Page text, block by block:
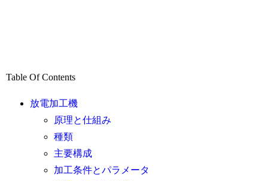
Table Of Contents
放電加工機
原理と仕組み
種類
主要構成
加工条件とパラメータ